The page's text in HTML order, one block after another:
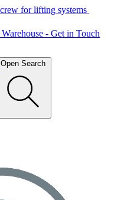
for lifting systems
- Get in Touch
Open Search